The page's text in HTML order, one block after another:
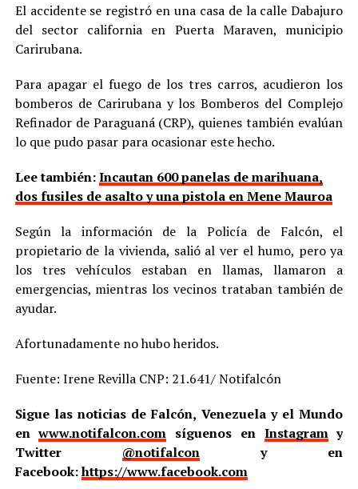
El accidente se registró en una casa de la calle Dabajuro
del sector california en Puerta Maraven, municipio
Carirubana.
Para apagar el fuego de los tres carros, acudieron los
bomberos de Carirubana y los Bomberos del Complejo
Refinador de Paraguaná (CRP), quienes también evalúan
lo que pudo pasar para ocasionar este hecho.
Lee también:Incautan 600 panelas de marihuana,
dos fusiles de asalto y una pistola en Mene Mauroa
Según la información de la Policía de Falcón, el
propietario de la vivienda, salió al ver el humo, pero ya
los tres vehículos estaban en llamas, llamaron a
emergencias, mientras los vecinos trataban también de
ayudar.
Afortunadamente no hubo heridos.
Fuente: Irene Revilla CNP: 21.641/ Notifalcón
Sigue las noticias de Falcón, Venezuela y el Mundo
enwww.notifalcon.com síguenos en Instagramy
Twitter @notifalcony en
Facebook:https://www.facebook.com